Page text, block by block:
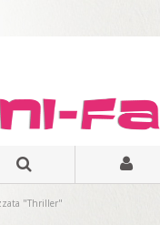
"Thriller"